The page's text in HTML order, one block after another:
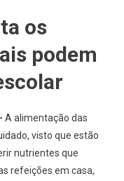
os
podem
A alimentação das
visto que estão
nutrientes que
refeições em casa,